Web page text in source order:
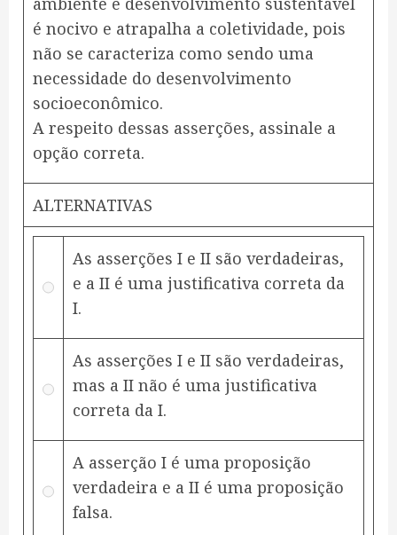
é nocivo e atrapalha a coletividade, pois
não se caracteriza como sendo uma
necessidade do desenvolvimento
socioeconômico.
A respeito dessas asserções, assinale a
opção correta.
ALTERNATIVAS
As asserções I e II são verdadeiras,
e a II é uma justificativa correta da
I.
As asserções I e II são verdadeiras,
mas a II não é uma justificativa
correta da I.
A asserção I é uma proposição
verdadeira e a II é uma proposição
falsa.